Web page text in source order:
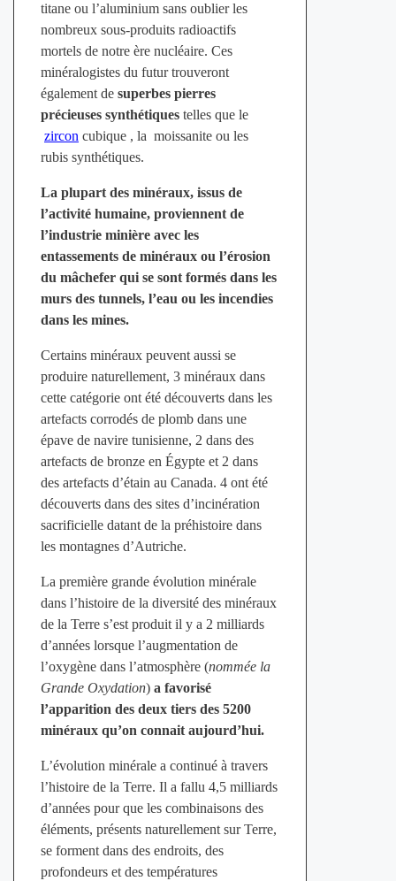
titane ou l’aluminium sans oublier les
nombreux sous-produits radioactifs
mortels de notre ère nucléaire. Ces
minéralogistes du futur trouveront
également de superbes pierres
précieuses synthétiquestelles que le
zircon cubique , la moissanite ou les
rubis synthétiques.
La plupart des minéraux, issus de
l’activité humaine, proviennent de
l’industrie minière avec les
entassements de minéraux ou l’érosion
du mâchefer qui se sont formés dans les
murs des tunnels, l’eau ou les incendies
dans les mines.
Certains minéraux peuvent aussi se
produire naturellement, 3 minéraux dans
cette catégorie ont été découverts dans les
artefacts corrodés de plomb dans une
épave de navire tunisienne, 2 dans des
artefacts de bronze en Égypte et 2 dans
des artefacts d’étain au Canada. 4 ont été
découverts dans des sites d’incinération
sacrificielle datant de la préhistoire dans
les montagnes d’Autriche.
La première grande évolution minérale
dans l’histoire de la diversité des minéraux
de la Terre s’est produit il y a 2 milliards
d’années lorsque l’augmentation de
l’oxygène dans l’atmosphère (nommée la
Grande Oxydation) a favorisé
l’apparition des deux tiers des 5200
minéraux qu’on connait aujourd’hui.
L’évolution minérale a continué à travers
l’histoire de la Terre. Il a fallu 4,5 milliards
d’années pour que les combinaisons des
éléments, présents naturellement sur Terre,
se forment dans des endroits, des
profondeurs et des températures